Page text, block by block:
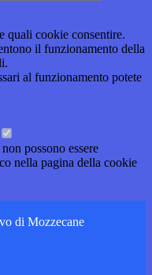
quali cookie consentire.
il funzionamento della
al funzionamento potete
possono essere
nella pagina della cookie
di Mozzecane